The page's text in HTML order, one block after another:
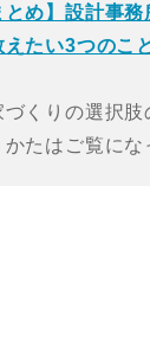
とめ】設計事
たい3つのこ
くりの選択肢
たはご覧にな